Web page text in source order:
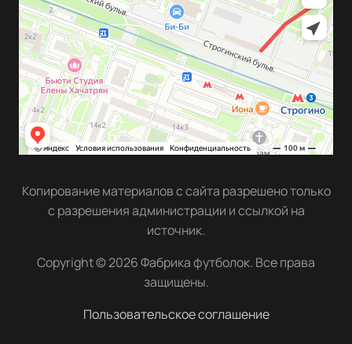
Копирование материалов с сайта разрешено только
с разрешения администрации и ссылкой на
источник.
Copyright © 2026 Фабрика футболок. Все права
защищены.
Пользовательское соглашение